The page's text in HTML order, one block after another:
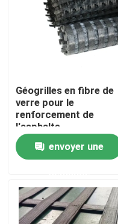
Aperçu
Vidéos
Géogrilles en fibre de
verre pour le
renforcement de
l'asphalte
envoyer une